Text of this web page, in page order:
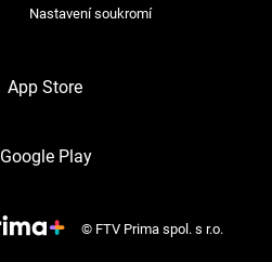
Nastavení soukromí
App Store
Google Play
© FTV Prima spol. s r.o.